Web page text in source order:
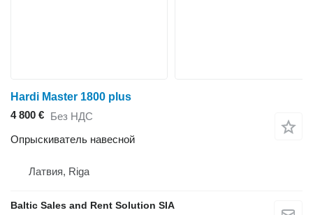
Hardi Master 1800 plus
4 800 € Без НДС
Опрыскиватель навесной
Латвия, Riga
Baltic Sales and Rent Solution SIA